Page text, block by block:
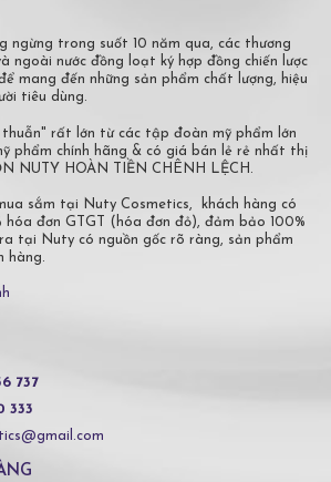
ngừng trong suốt 10 năm qua, các thương
ngoài nước đồng loạt ký hợp đồng chiến lược
mang đến những sản phẩm chất lượng, hiệu
tiêu dùng.
rất lớn từ các tập đoàn mỹ phẩm lớn
phẩm chính hãng & có giá bán lẻ rẻ nhất thị
NUTY HOÀN TIỀN CHÊNH LỆCH.
sắm tại Nuty Cosmetics, khách hàng có
hóa đơn GTGT (hóa đơn đỏ), đảm bảo 100%
tại Nuty có nguồn gốc rõ ràng, sản phẩm
hàng.
737
333